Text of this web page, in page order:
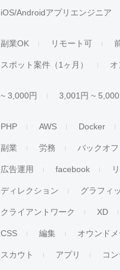
iOS/Androidアプリエンジニア
副業OK リモート可
スポット案件（1ヶ月）
~ 3,000円 3,001円 ~ 5,000
PHP AWS Docker
副業 労務 バックオフ
広告運用 facebook
ディレクション グラフィ
クライアントワーク XD
CSS 編集 オウンド
スカウト アプリ コ